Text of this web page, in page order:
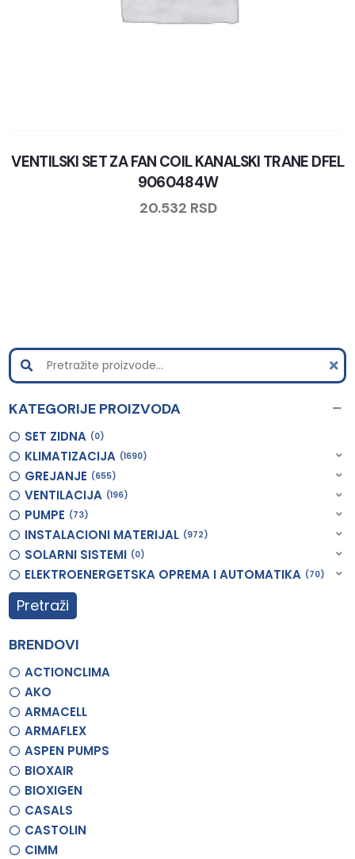
VENTILSKI SET ZA FAN COIL KANALSKI TRANE DFEL
9060484W
20.532 RSD
KATEGORIJE PROIZVODA
SET ZIDNA 0
KLIMATIZACIJA 1690
GREJANJE 655
VENTILACIJA 196
PUMPE 73
INSTALACIONI MATERIJAL 972
SOLARNI SISTEMI 0
ELEKTROENERGETSKA OPREMA I AUTOMATIKA 70
Pretraži
BRENDOVI
ACTIONCLIMA
AKO
ARMACELL
ARMAFLEX
ASPEN PUMPS
BIOXAIR
BIOXIGEN
CASALS
CASTOLIN
CIMM